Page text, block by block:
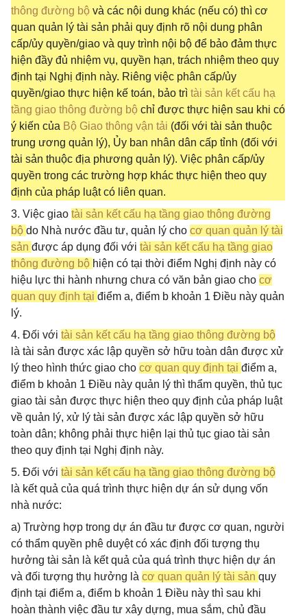
thông đường bộ và các nội dung khác (nếu có) thì cơ
quan quản lý tài sản phải quy định rõ nội dung phân
cấp/ủy quyền/giao và quy trình nội bộ để bảo đảm thực
hiện đầy đủ nhiệm vụ, quyền hạn, trách nhiệm theo quy
định tại Nghị định này. Riêng việc phân cấp/ủy
quyền/giao thực hiện kế toán, bảo trì tài sản kết cấu hạ
tầng giao thông đường bộ chỉ được thực hiện sau khi có
ý kiến của Bộ Giao thông vận tải (đối với tài sản thuộc
trung ương quản lý), Ủy ban nhân dân cấp tỉnh (đối với
tài sản thuộc địa phương quản lý). Việc phân cấp/ủy
quyền trong các trường hợp khác thực hiện theo quy
định của pháp luật có liên quan.
3. Việc giao tài sản kết cấu hạ tầng giao thông đường
bộ do Nhà nước đầu tư, quản lý cho cơ quan quản lý tài
sản được áp dụng đối với tài sản kết cấu hạ tầng giao
thông đường bộ hiện có tại thời điểm Nghị định này có
hiệu lực thi hành nhưng chưa có văn bản giao cho cơ
quan quy định tại điểm a, điểm b khoản 1 Điều này quản
lý.
4. Đối với tài sản kết cấu hạ tầng giao thông đường bộ
là tài sản được xác lập quyền sở hữu toàn dân được xử
lý theo hình thức giao cho cơ quan quy định tại điểm a,
điểm b khoản 1 Điều này quản lý thì thẩm quyền, thủ tục
giao tài sản được thực hiện theo quy định của pháp luật
về quản lý, xử lý tài sản được xác lập quyền sở hữu
toàn dân; không phải thực hiện lại thủ tục giao tài sản
theo quy định tại Nghị định này.
5. Đối với tài sản kết cấu hạ tầng giao thông đường bộ
là kết quả của quá trình thực hiện dự án sử dụng vốn
nhà nước:
a) Trường hợp trong dự án đầu tư được cơ quan, người
có thẩm quyền phê duyệt có xác định đối tượng thụ
hưởng tài sản là kết quả của quá trình thực hiện dự án
và đối tượng thụ hưởng là cơ quan quản lý tài sản quy
định tại điểm a, điểm b khoản 1 Điều này thì sau khi
hoàn thành việc đầu tư xây dựng, mua sắm, chủ đầu